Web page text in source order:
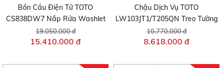
Bồn Cầu Điện Tử TOTO
CS838DW7 Nắp Rửa Washlet
19.050.000 đ
15.410.000 đ
Chậu Dịch Vụ TOTO
LW103JT1/T205QN Treo Tường
10.770.000 đ
8.618.000 đ